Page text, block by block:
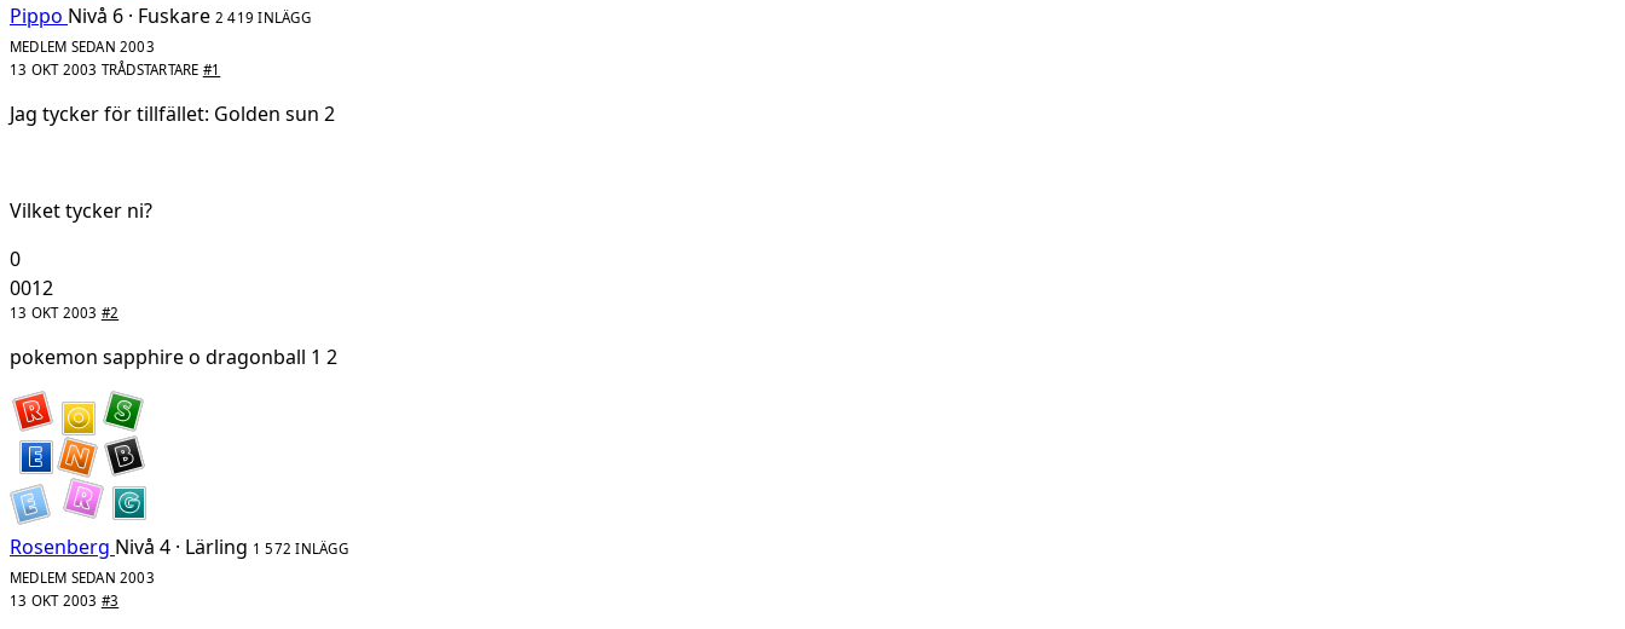
Pippo Nivå 6 · Fuskare 2 419 INLÄGG
MEDLEM SEDAN 2003
13 OKT 2003 TRÅDSTARTARE #1
Jag tycker för tillfället: Golden sun 2
Vilket tycker ni?
0
0012
13 OKT 2003 #2
pokemon sapphire o dragonball 1 2
Rosenberg Nivå 4 · Lärling 1 572 INLÄGG
MEDLEM SEDAN 2003
13 OKT 2003 #3